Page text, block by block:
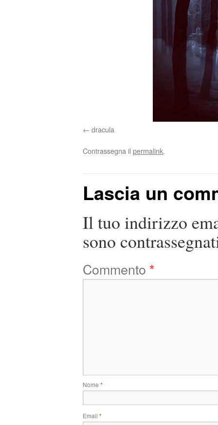
dracula
Contrassegna il permalink.
Lascia un
Il tuo indirizzo
sono
Commento *
Nome *
Email *